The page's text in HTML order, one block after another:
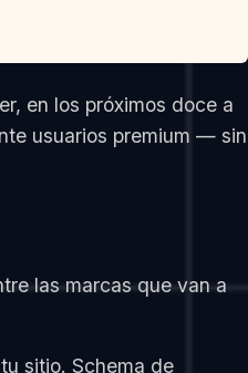
en los próximos doce a
usuarios premium — sin
las marcas que van a
sitio. Schema de